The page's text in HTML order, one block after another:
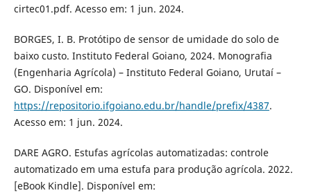
cirtec01.pdf. Acesso em: 1 jun. 2024.
BORGES, I. B. Protótipo de sensor de umidade do solo de
baixo custo. Instituto Federal Goiano, 2024. Monografia
(Engenharia Agrícola) – Instituto Federal Goiano, Urutaí –
GO. Disponível em:
https://repositorio.ifgoiano.edu.br/handle/prefix/4387.
Acesso em: 1 jun. 2024.
DARE AGRO. Estufas agrícolas automatizadas: controle
automatizado em uma estufa para produção agrícola. 2022.
[eBook Kindle]. Disponível em: